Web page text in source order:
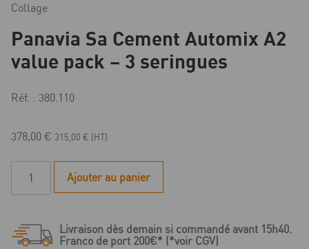
Collage
Panavia Sa Cement Automix A2
value pack – 3 seringues
Réf. : 380.110
378,00 € 315,00 € (HT)
Cement
Ajouter au panier
Livraison dès demain si commandé avant 15h40.
Franco de port 200€* (*voir CGV)